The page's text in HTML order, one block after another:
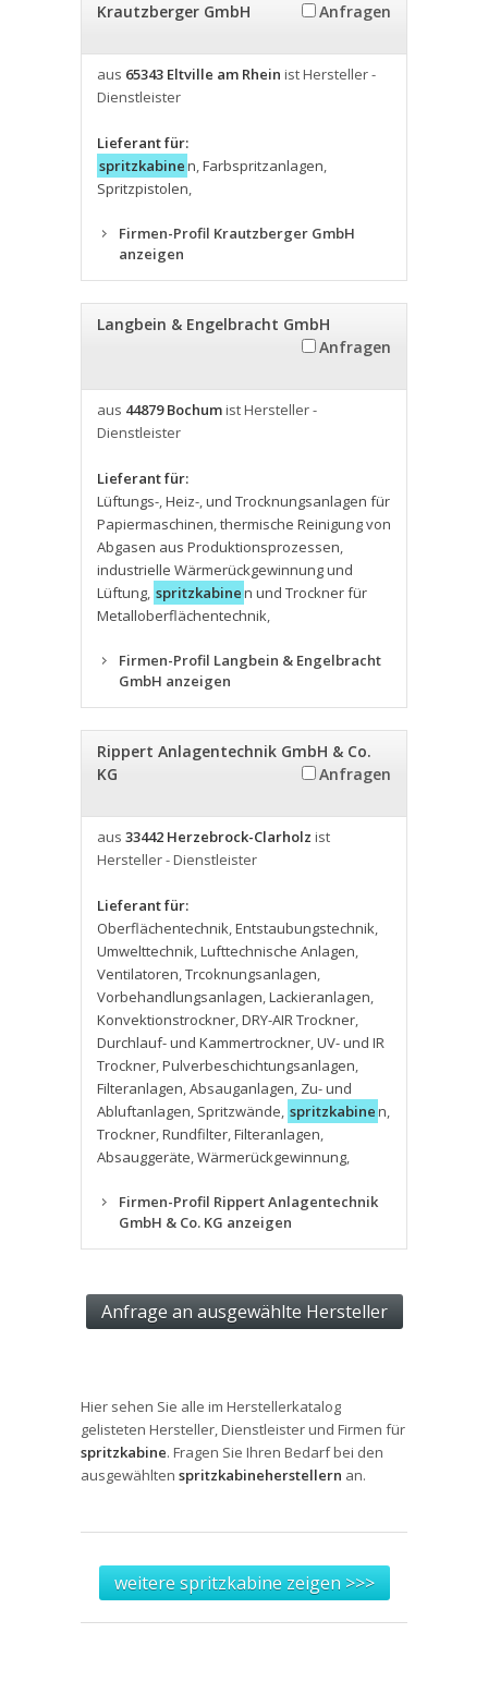
Krautzberger GmbH Anfragen
aus 65343 Eltville am Rhein ist Hersteller -
Dienstleister
Lieferant für:
spritzkabinen,Farbspritzanlagen,
Spritzpistolen,
Firmen-Profil Krautzberger GmbH
anzeigen
Langbein & Engelbracht GmbH
Anfragen
aus 44879 Bochumist Hersteller -
Dienstleister
Lieferant für:
Lüftungs-,Heiz-,und Trocknungsanlagen für
Papiermaschinen,thermische Reinigung von
Abgasen aus Produktionsprozessen,
industrielle Wärmerückgewinnung und
Lüftung, spritzkabinen und Trockner für
Metalloberflächentechnik,
Firmen-Profil Langbein & Engelbracht
GmbH anzeigen
Rippert Anlagentechnik GmbH & Co.
KG
Anfragen
aus 33442 Herzebrock-Clarholz ist
Hersteller - Dienstleister
Lieferant für:
Oberflächentechnik,Entstaubungstechnik,
Umwelttechnik,Lufttechnische Anlagen,
Ventilatoren,Trcoknungsanlagen,
Vorbehandlungsanlagen,Lackieranlagen,
Konvektionstrockner,DRY-AIR Trockner,
Durchlauf- und Kammertrockner,UV- und IR
Trockner,Pulverbeschichtungsanlagen,
Filteranlagen,Absauganlagen, Zu- und
Abluftanlagen, Spritzwände, spritzkabinen,
Trockner,Rundfilter,Filteranlagen,
Absauggeräte,Wärmerückgewinnung,
Firmen-Profil Rippert Anlagentechnik
GmbH & Co. KG anzeigen
Hier sehen Sie alle im Herstellerkatalog
gelisteten Hersteller, Dienstleister und Firmen für
spritzkabine. Fragen Sie Ihren Bedarf bei den
ausgewählten spritzkabineherstellern an.
weitere spritzkabine zeigen >>>